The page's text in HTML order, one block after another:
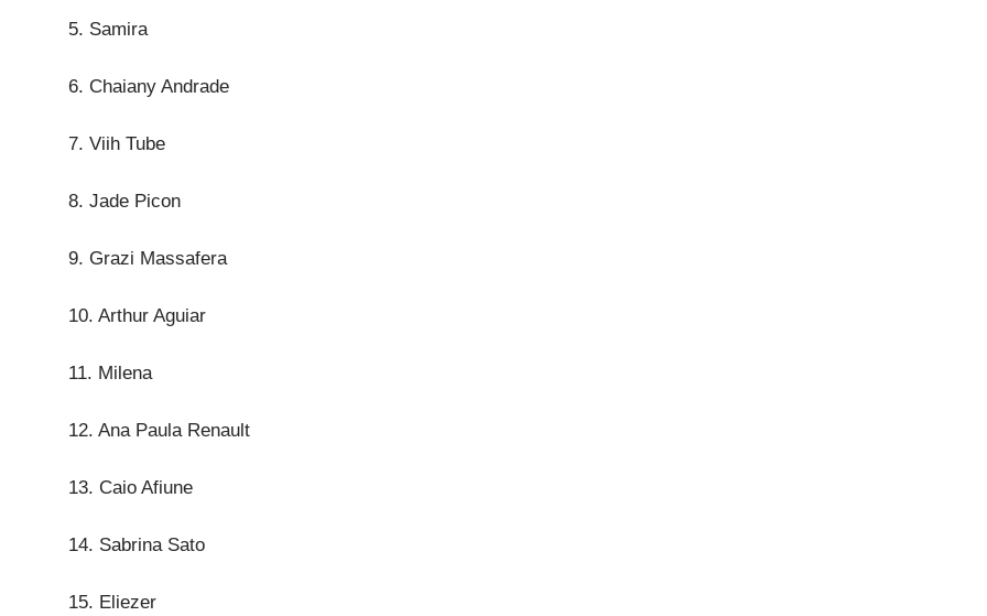
5. Samira
6. Chaiany Andrade
7. Viih Tube
8. Jade Picon
9. Grazi Massafera
10. Arthur Aguiar
11. Milena
12. Ana Paula Renault
13. Caio Afiune
14. Sabrina Sato
15. Eliezer